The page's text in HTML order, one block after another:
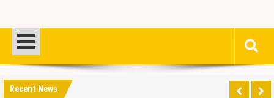
Recent News
Materiały budowlane potrzebne do ocieplenia
garażu
Czym jest papa i jak ją stosować?
Jakie drewno będzie najlepszym wyborem na